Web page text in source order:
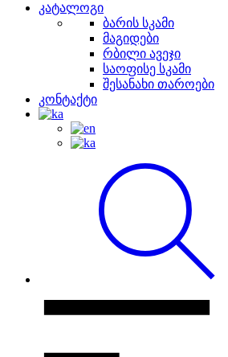
კატალოგი
ბარის სკამი
მაგიდები
რბილი ავეჯი
საოფისე სკამი
შესანახი თაროები
კონტაქტი